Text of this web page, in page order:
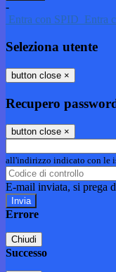
-
Entra con SPID Entra
Seleziona utente
button close ×
Recupero
button close ×
all'indirizzo indicato con le
E-mail inviata, si prega
Errore
Chiudi
Successo